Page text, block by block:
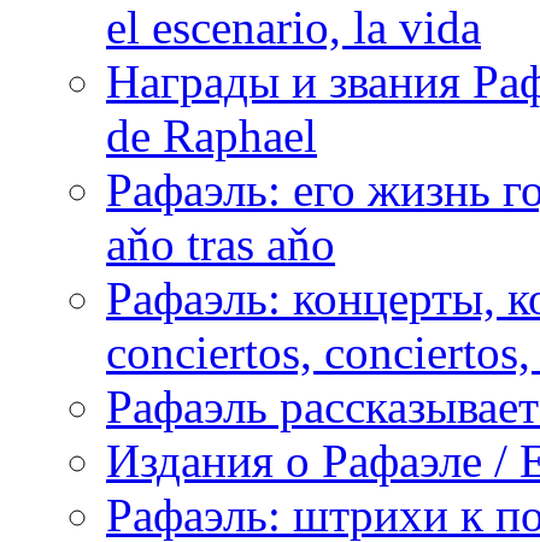
el escenario, la vida
Награды и звания
de Raphael
Рафаэль: его жизнь
aňo tras aňo
Рафаэль: концерты,
conciertos,
Рафаэль
Издания о Рафаэле /
Рафаэль: штрихи к